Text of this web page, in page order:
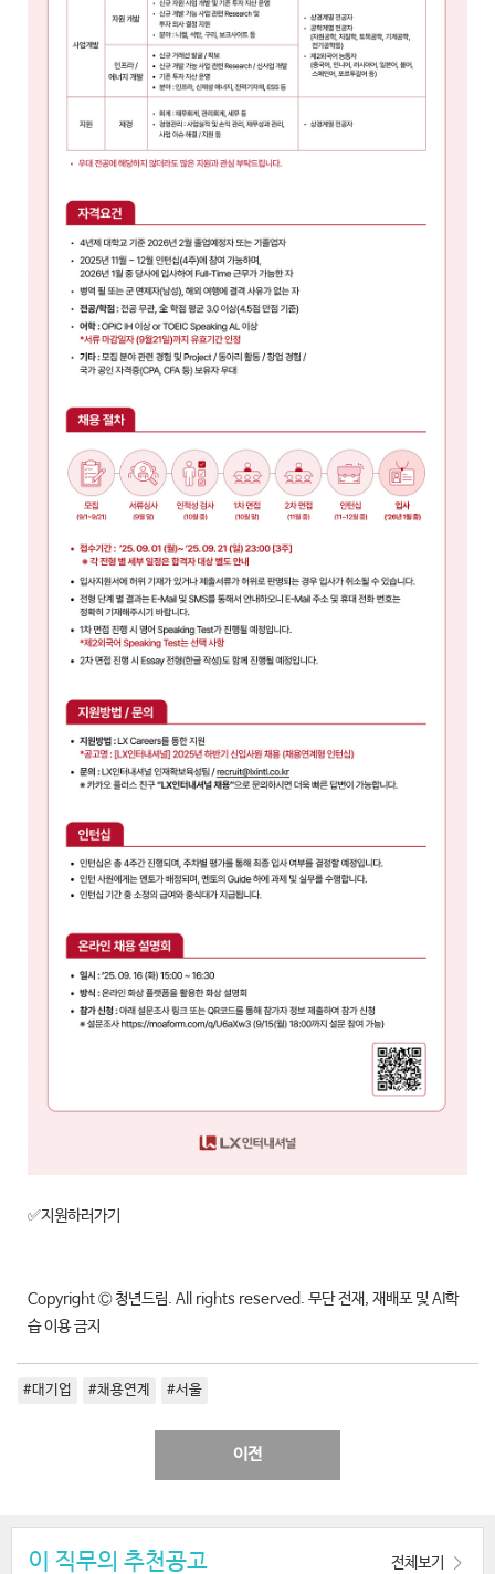
✅지원하러가기
Copyright Ⓒ 청년드림. All rights reserved. 무단 전재, 재배포 및 AI학
습 이용 금지
#대기업 #채용연계 #서울
이전
이 직무의 추천공고 전체보기